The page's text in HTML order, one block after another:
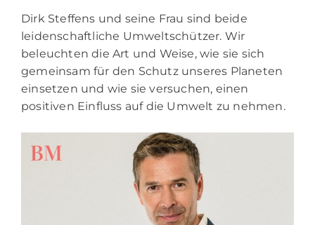
Dirk Steffens und seine Frau sind beide
leidenschaftliche Umweltschützer. Wir
beleuchten die Art und Weise, wie sie sich
gemeinsam für den Schutz unseres Planeten
einsetzen und wie sie versuchen, einen
positiven Einfluss auf die Umwelt zu nehmen.